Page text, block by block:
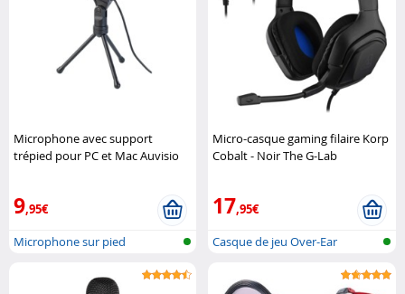
Microphone avec support
trépied pour PC et Mac Auvisio
9,95€
Microphone sur pied
Micro-casque gaming filaire Korp
Cobalt - Noir The G-Lab
17,95€
Casque de jeu Over-Ear